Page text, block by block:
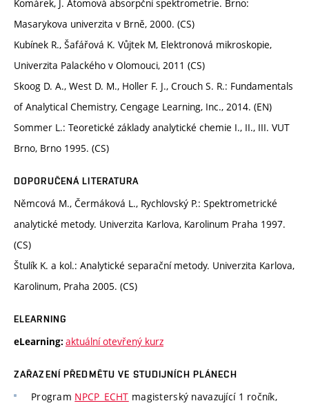
Komárek, J. Atomová absorpční spektrometrie. Brno:
Masarykova univerzita v Brně, 2000. (CS)
Kubínek R., Šafářová K. Vůjtek M, Elektronová mikroskopie,
Univerzita Palackého v Olomouci, 2011 (CS)
Skoog D. A., West D. M., Holler F. J., Crouch S. R.: Fundamentals
of Analytical Chemistry, Cengage Learning, Inc., 2014. (EN)
Sommer L.: Teoretické základy analytické chemie I., II., III. VUT
Brno, Brno 1995. (CS)
DOPORUČENÁ LITERATURA
Němcová M., Čermáková L., Rychlovský P.: Spektrometrické
analytické metody. Univerzita Karlova, Karolinum Praha 1997.
(CS)
Štulík K. a kol.: Analytické separační metody. Univerzita Karlova,
Karolinum, Praha 2005. (CS)
ELEARNING
eLearning: aktuální otevřený kurz
ZAŘAZENÍ PŘEDMĚTU VE STUDIJNÍCH PLÁNECH
Program NPCP_ECHT magisterský navazující 1 ročník,